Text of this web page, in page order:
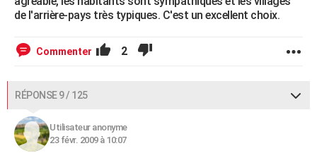
de l'arrière-pays très typiques. C'est un excellent choix.
Commenter 2
RÉPONSE 9 / 125
Utilisateur anonyme
23 févr. 2009 à 10:07